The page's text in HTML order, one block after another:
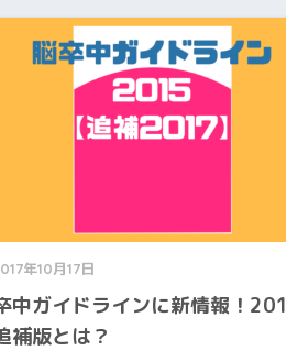
年10月17日
中ガイドラインに新情報！
補版とは？